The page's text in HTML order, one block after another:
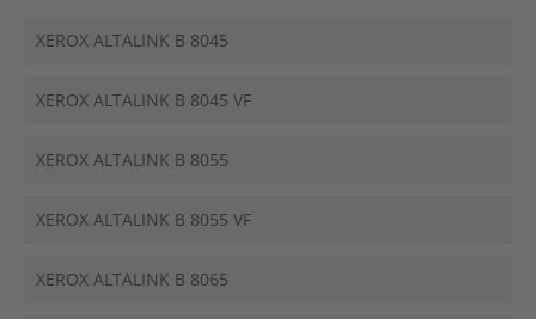
XEROX ALTALINK B 8045
XEROX ALTALINK B 8045 VF
XEROX ALTALINK B 8055
XEROX ALTALINK B 8055 VF
XEROX ALTALINK B 8065